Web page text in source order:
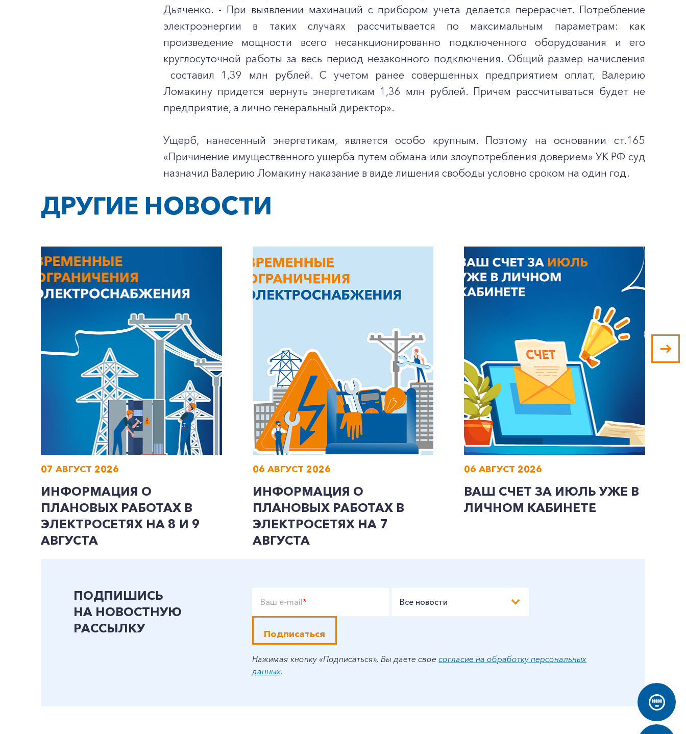
+7-800-700-24-57
Заказать обратный звонок
Частным клиентам
Корпоративным клиентам
Дьяченко. - При выявлении махинаций с прибором учета делается перерасчет. Потребление
электроэнергии в таких случаях рассчитывается по максимальным параметрам: как
произведение мощности всего несанкционированно подключенного оборудования и его
круглосуточной работы за весь период незаконного подключения. Общий размер начисления
составил 1,39 млн рублей. С учетом ранее совершенных предприятием оплат, Валерию
Ломакину придется вернуть энергетикам 1,36 млн рублей. Причем рассчитываться будет не
предприятие, а лично генеральный директор».
Ущерб, нанесенный энергетикам, является особо крупным. Поэтому на основании ст.165
«Причинение имущественного ущерба путем обмана или злоупотребления доверием» УК РФ суд
назначил Валерию Ломакину наказание в виде лишения свободы условно сроком на один год.
ДРУГИЕ НОВОСТИ
07 АВГУСТ 2026
ИНФОРМАЦИЯ О
ПЛАНОВЫХ РАБОТАХ В
ЭЛЕКТРОСЕТЯХ НА 8 И 9
АВГУСТА
06 АВГУСТ 2026
ИНФОРМАЦИЯ О
ПЛАНОВЫХ РАБОТАХ В
ЭЛЕКТРОСЕТЯХ НА 7
АВГУСТА
06 АВГУСТ 2026
ВАШ СЧЕТ ЗА ИЮЛЬ УЖЕ В
ЛИЧНОМ КАБИНЕТЕ
ПОДПИШИСЬ
НА НОВОСТНУЮ
РАССЫЛКУ
Ваш e-mail* Все новости
Подписаться
Нажимая кнопку «Подписаться», Вы даете своесогласие на обработку персональных
данных.